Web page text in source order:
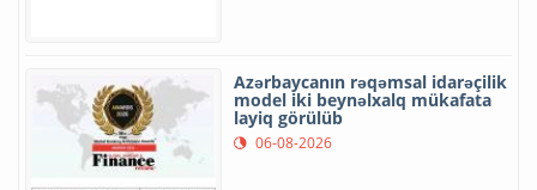
Azərbaycanın rəqəmsal idarəçilik
model iki beynəlxalq mükafata
layiq görülüb
06-08-2026